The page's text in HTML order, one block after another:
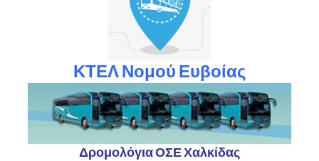
ΚΤΕΛ Νομού Ευβοίας
Δρομολόγια ΟΣΕ Χαλκίδας